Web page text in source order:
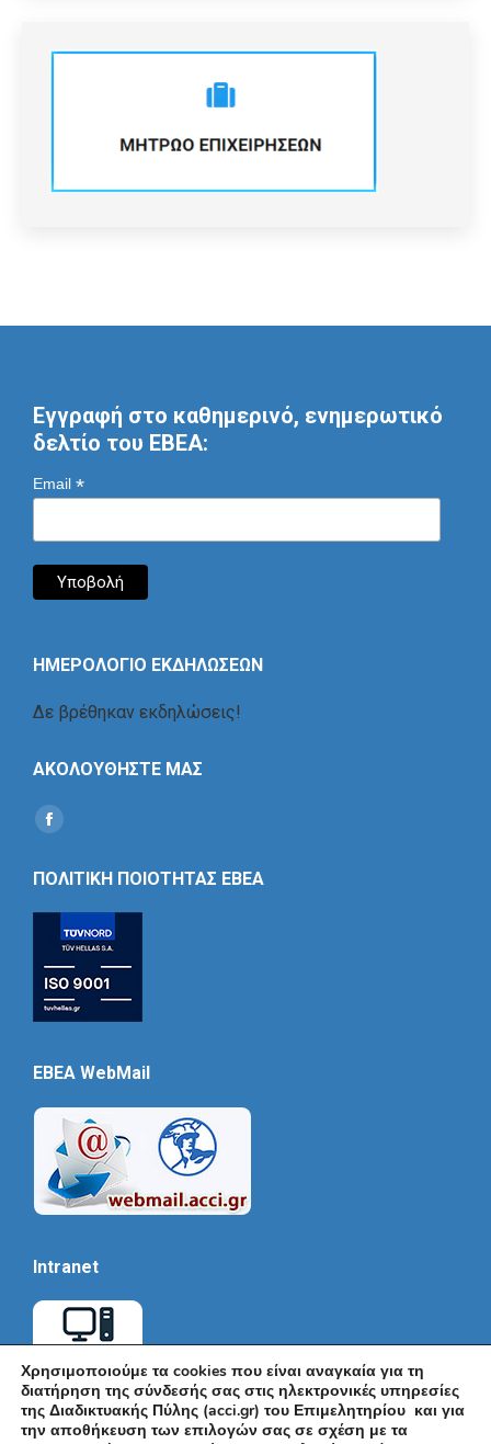
Εγγραφή στο καθημερινό, ενημερωτικό
δελτίο του ΕΒΕΑ:
Email *
ΗΜΕΡΟΛΟΓΙΟ ΕΚΔΗΛΩΣΕΩΝ
Δε βρέθηκαν εκδηλώσεις!
ΑΚΟΛΟΥΘΗΣΤΕ ΜΑΣ
Find us on:
Social
ΠΟΛΙΤΙΚΗ ΠΟΙΟΤΗΤΑΣ ΕΒΕΑ
EBEA WebMail
Intranet
Χρησιμοποιούμε τα cookies που είναι αναγκαία για τη
διατήρηση της σύνδεσής σας στις ηλεκτρονικές υπηρεσίες
της Διαδικτυακής Πύλης (acci.gr) του Επιμελητηρίου και για
την αποθήκευση των επιλογών σας σε σχέση με τα